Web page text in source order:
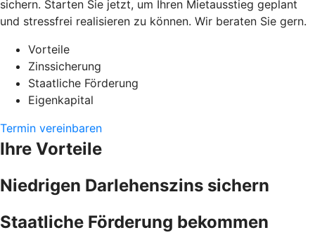
sichern. Starten Sie jetzt, um Ihren Mietausstieg geplant
und stressfrei realisieren zu können. Wir beraten Sie gern.
Vorteile
Zinssicherung
Staatliche Förderung
Eigenkapital
Termin vereinbaren
Ihre Vorteile
Niedrigen Darlehenszins sichern
Staatliche Förderung bekommen